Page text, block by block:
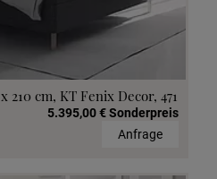
210 cm, KT Fenix Decor, 471
5.395,00 € Sonderpreis
Anfrage